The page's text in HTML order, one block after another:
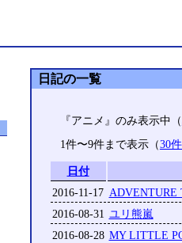
日記の一覧
『アニメ』のみ表示中（
1件〜9件まで表示（30
日付
2016-11-17 ADVENTURE
2016-08-31 ユリ熊嵐
2016-08-28 MY LITTLE